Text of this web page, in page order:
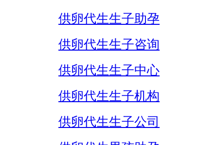
供卵代生生子助孕
供卵代生生子咨询
供卵代生生子中心
供卵代生生子机构
供卵代生生子公司